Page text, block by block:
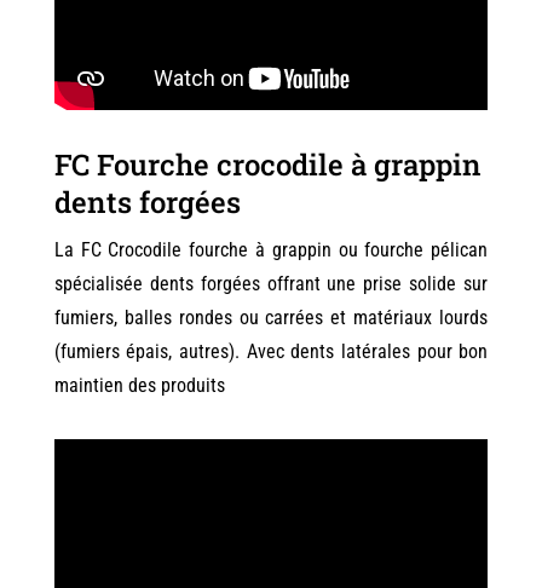
FC Fourche crocodile à grappin
dents forgées
La FC Crocodile fourche à grappin ou fourche pélican
spécialisée dents forgées offrant une prise solide sur
fumiers, balles rondes ou carrées et matériaux lourds
(fumiers épais, autres). Avec dents latérales pour bon
maintien des produits